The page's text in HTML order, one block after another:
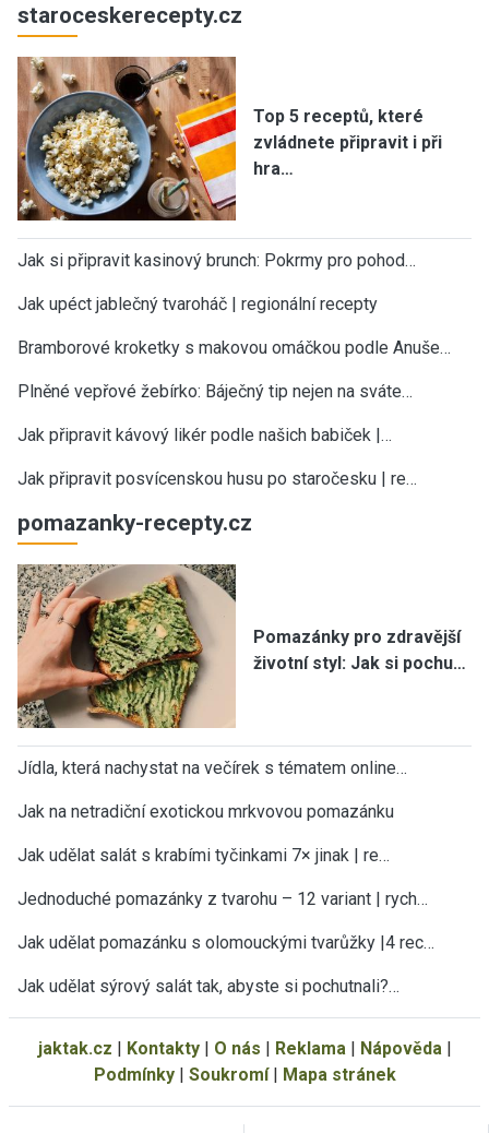
staroceskerecepty.cz
Top 5 receptů, které
zvládnete připravit i při
hra…
Jak si připravit kasinový brunch: Pokrmy pro pohod…
Jak upéct jablečný tvaroháč | regionální recepty
Bramborové kroketky s makovou omáčkou podle Anuše…
Plněné vepřové žebírko: Báječný tip nejen na sváte…
Jak připravit kávový likér podle našich babiček |…
Jak připravit posvícenskou husu po staročesku | re…
pomazanky-recepty.cz
Pomazánky pro zdravější
životní styl: Jak si pochu…
Jídla, která nachystat na večírek s tématem online…
Jak na netradiční exotickou mrkvovou pomazánku
Jak udělat salát s krabími tyčinkami 7× jinak | re…
Jednoduché pomazánky z tvarohu – 12 variant | rych…
Jak udělat pomazánku s olomouckými tvarůžky |4 rec…
Jak udělat sýrový salát tak, abyste si pochutnali?…
jaktak.cz | Kontakty| O nás | Reklama | Nápověda |
Podmínky| Soukromí| Mapa stránek